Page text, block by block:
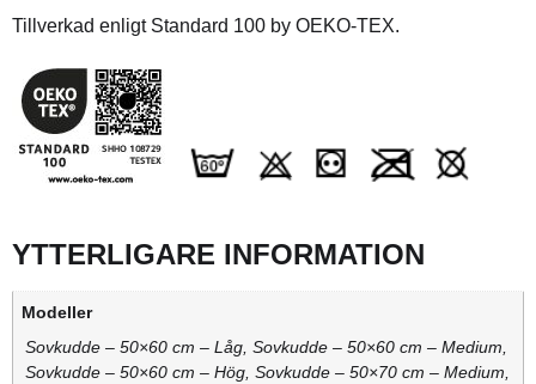
Tillverkad enligt Standard 100 by OEKO-TEX.
YTTERLIGARE INFORMATION
Modeller
Sovkudde – 50×60 cm – Låg, Sovkudde – 50×60 cm – Medium,
Sovkudde – 50×60 cm – Hög, Sovkudde – 50×70 cm – Medium,